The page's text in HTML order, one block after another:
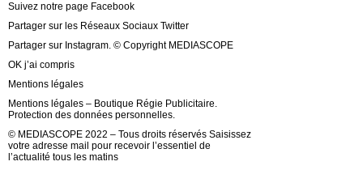
Suivez notre page Facebook
Partager sur les Réseaux Sociaux Twitter
Partager sur Instagram. © Copyright MEDIASCOPE
OK j’ai compris
Mentions légales
Mentions légales – Boutique Régie Publicitaire.
Protection des données personnelles.
© MEDIASCOPE 2022 – Tous droits réservés Saisissez
votre adresse mail pour recevoir l’essentiel de
l’actualité tous les matins